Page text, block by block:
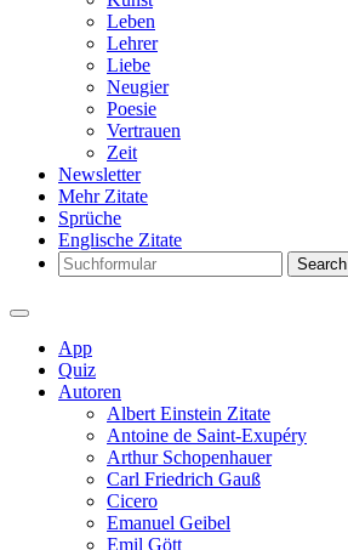
Leben
Lehrer
Liebe
Neugier
Poesie
Vertrauen
Zeit
Newsletter
Mehr Zitate
Sprüche
Englische Zitate
Search
App
Quiz
Autoren
Albert Einstein Zitate
Antoine de Saint-Exupéry
Arthur Schopenhauer
Carl Friedrich Gauß
Cicero
Emanuel Geibel
Emil Gött